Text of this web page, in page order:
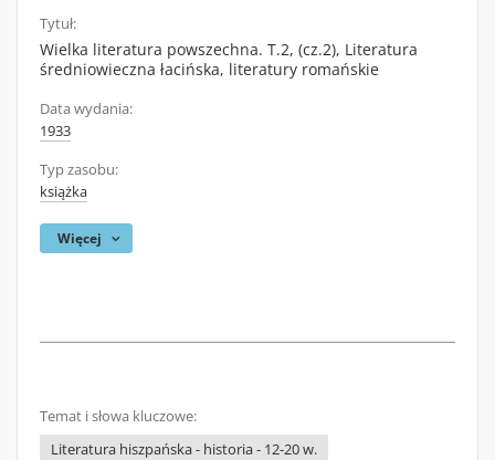
Tytuł:
Wielka literatura powszechna. T.2, (cz.2), Literatura
średniowieczna łacińska, literatury romańskie
Data wydania:
1933
Typ zasobu:
książka
Więcej
Temat i słowa kluczowe:
Literatura hiszpańska - historia - 12-20 w.